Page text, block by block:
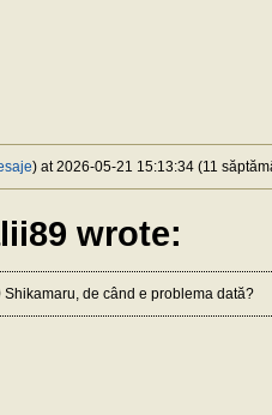
) at 2026-05-21 15:13:34 (11
wrote:
Shikamaru, de când e problema dată?